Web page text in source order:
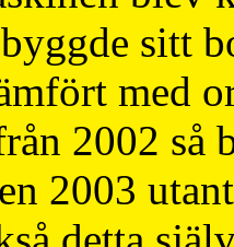
sitt
med
2002 så
2003